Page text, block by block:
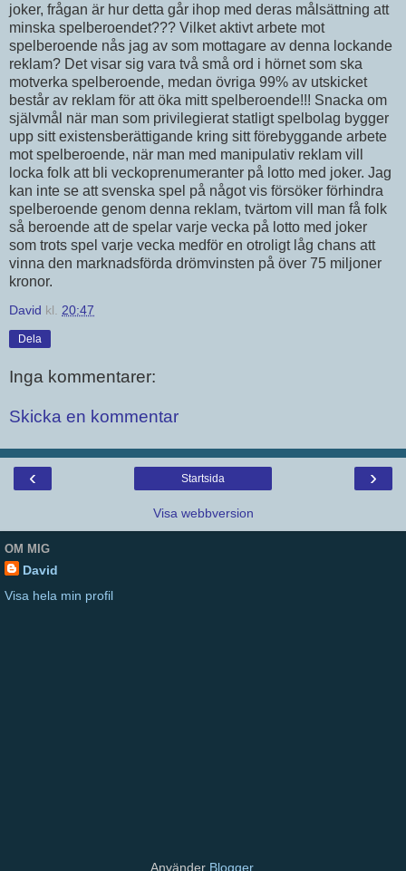
joker, frågan är hur detta går ihop med deras målsättning att
minska spelberoendet??? Vilket aktivt arbete mot
spelberoende nås jag av som mottagare av denna lockande
reklam? Det visar sig vara två små ord i hörnet som ska
motverka spelberoende, medan övriga 99% av utskicket
består av reklam för att öka mitt spelberoende!!! Snacka om
självmål när man som privilegierat statligt spelbolag bygger
upp sitt existensberättigande kring sitt förebyggande arbete
mot spelberoende, när man med manipulativ reklam vill
locka folk att bli veckoprenumeranter på lotto med joker. Jag
kan inte se att svenska spel på något vis försöker förhindra
spelberoende genom denna reklam, tvärtom vill man få folk
så beroende att de spelar varje vecka på lotto med joker
som trots spel varje vecka medför en otroligt låg chans att
vinna den marknadsförda drömvinsten på över 75 miljoner
kronor.
David kl. 20:47
Dela
Inga kommentarer:
Skicka en kommentar
‹ ›
Startsida
Visa webbversion
OM MIG
David
Visa hela min profil
Använder Blogger.